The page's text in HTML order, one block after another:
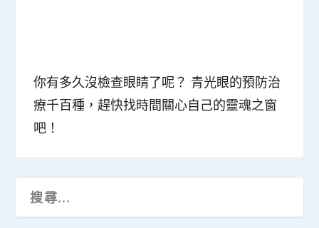
你有多久沒檢查眼睛了呢？ 青光眼的預防治
療千百種，趕快找時間關心自己的靈魂之窗
吧！